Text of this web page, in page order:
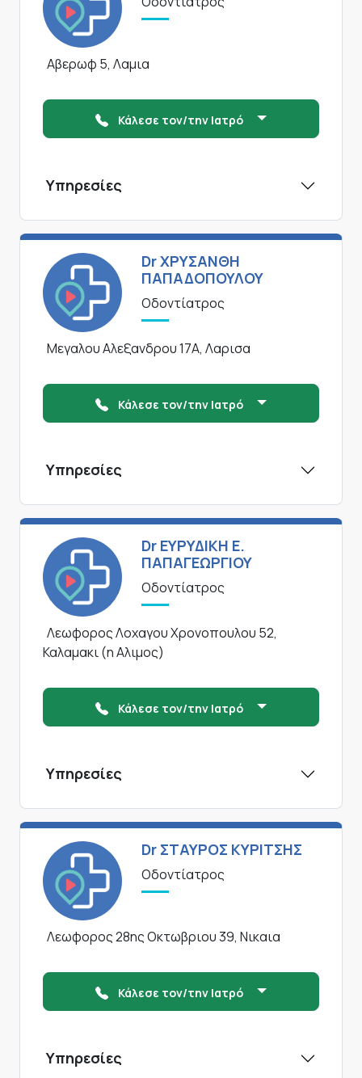
Αβερωφ 5, Λαμια
Κάλεσε τον/την Ιατρό
Υπηρεσίες
Dr ΧΡΥΣΑΝΘΗ
ΠΑΠΑΔΟΠΟΥΛΟΥ
Οδοντίατρος
Μεγαλου Αλεξανδρου 17Α, Λαρισα
Κάλεσε τον/την Ιατρό
Υπηρεσίες
Dr ΕΥΡΥΔΙΚΗ Ε.
ΠΑΠΑΓΕΩΡΓΙΟΥ
Οδοντίατρος
Λεωφορος Λοχαγου Χρονοπουλου 52,
Καλαμακι (η Αλιμος)
Κάλεσε τον/την Ιατρό
Υπηρεσίες
Dr ΣΤΑΥΡΟΣ ΚΥΡΙΤΣΗΣ
Οδοντίατρος
Λεωφορος 28ης Οκτωβριου 39, Νικαια
Κάλεσε τον/την Ιατρό
Υπηρεσίες